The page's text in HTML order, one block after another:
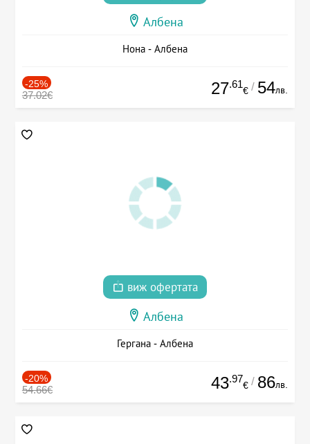
Албена
Нона - Албена
-25%
37.02€ 27.61
€ / 54лв.
виж офертата
Албена
Гергана - Албена
-20%
54.66€ 43.97
€ / 86лв.